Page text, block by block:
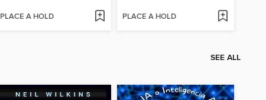
PLACE A HOLD PLACE A HOLD
SEE ALL